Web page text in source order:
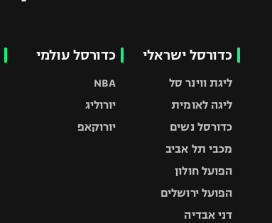
כדורסל ישראלי
ליגת ווינר סל
ליגה לאומית
כדורסל נשים
מכבי תל אביב
הפועל חולון
הפועל ירושלים
דני אבדיה
כדורסל עולמי
NBA
יורוליג
יורוקאפ